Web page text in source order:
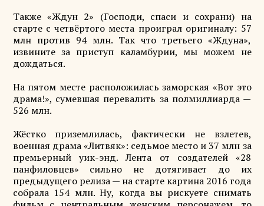
Также «Ждун 2» (Господи, спаси и сохрани) на
старте с четвёртого места проиграл оригиналу: 57
млн против 94 млн. Так что третьего «Ждуна»,
извините за приступ каламбурии, мы можем не
дождаться.
На пятом месте расположилась заморская «Вот это
драма!», сумевшая перевалить за полмиллиарда —
526 млн.
Жёстко приземлилась, фактически не взлетев,
военная драма «Литвяк»: седьмое место и 37 млн за
премьерный уик-энд. Лента от создателей «28
панфиловцев» сильно не дотягивает до их
предыдущего релиза — на старте картина 2016 года
собрала 154 млн. Ну, когда вы рискуете снимать